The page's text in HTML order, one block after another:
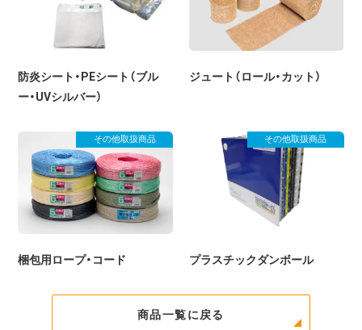
防炎シート・PEシート（ブル
ー・UVシルバー）
ジュート（ロール・カット）
その他取扱商品
梱包用ロープ・コード
その他取扱商品
プラスチックダンボール
商品一覧に戻る